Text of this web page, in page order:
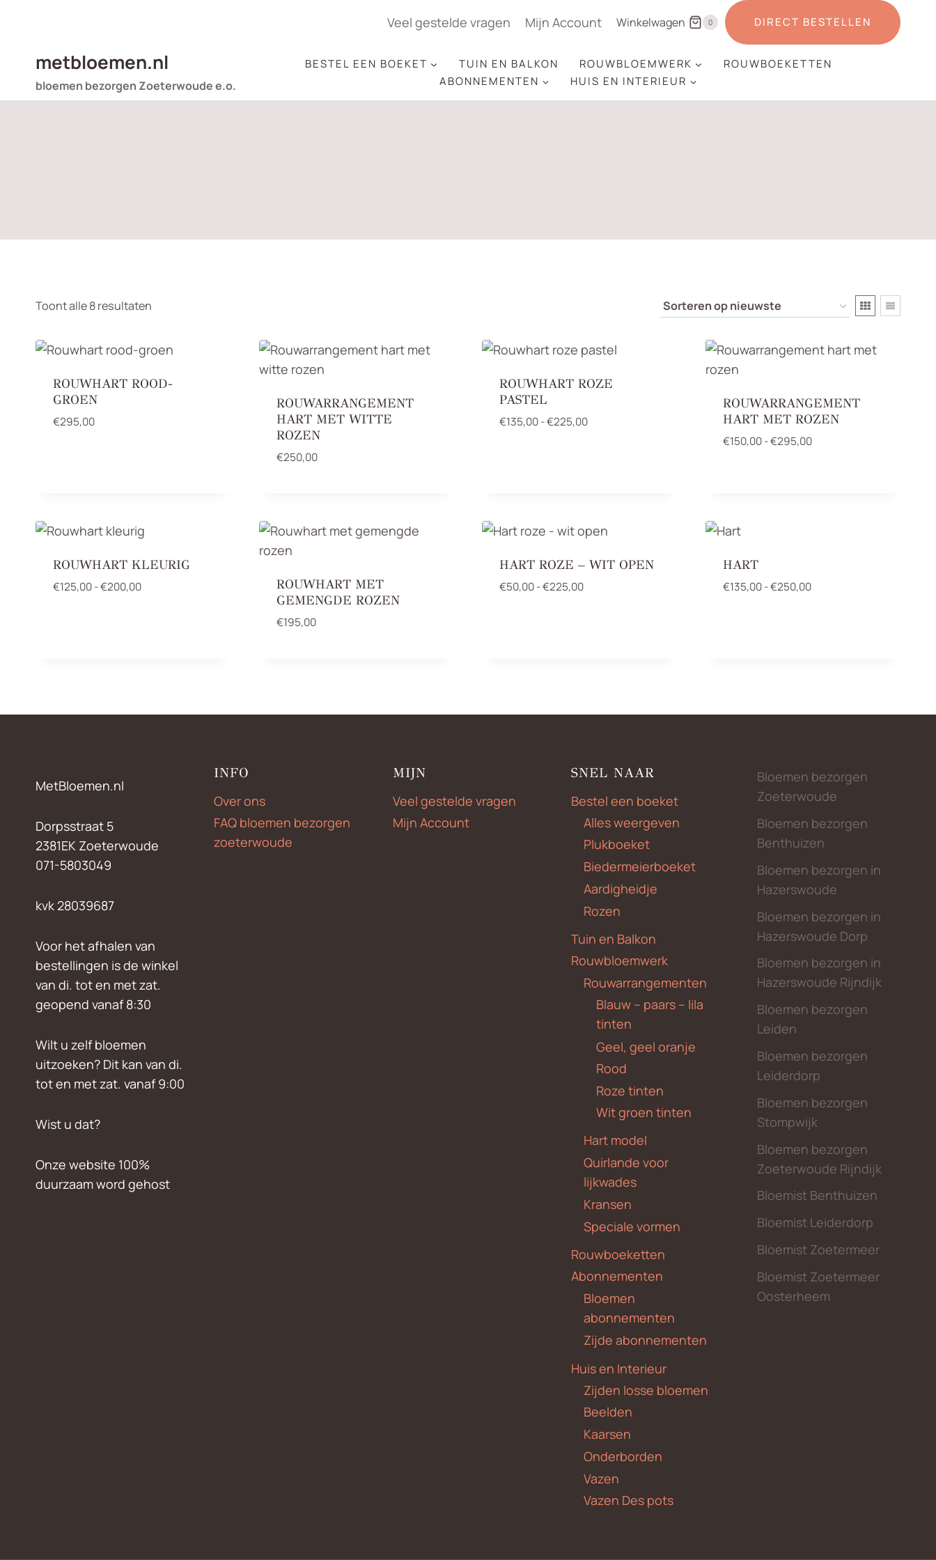
Veel gestelde vragen Mijn Account Winkelwagen 0 DIRECT BESTELLEN
metbloemen.nl
bloemen bezorgen Zoeterwoude e.o.
BESTEL EEN BOEKET TUIN EN BALKON ROUWBLOEMWERK
ROUWBOEKETTEN
ABONNEMENTEN
HUIS EN INTERIEUR
Toont alle 8 resultaten
nieuwste
ROUWHART ROOD-
GROEN
€295,00
ROUWARRANGEMENT
HART MET WITTE
ROZEN
€250,00
ROUWHART ROZE
PASTEL
€135,00-€225,00Prijsklasse:
ROUWARRANGEMENT
HART MET ROZEN
€150,00 -€295,00Prijsklasse:
ROUWHART KLEURIG
€125,00-€200,00Prijsklasse:
ROUWHART MET
GEMENGDE ROZEN
€195,00
HART ROZE – WIT OPEN
€50,00-€225,00Prijsklasse:
HART
€135,00 -€250,00Prijsklasse:
MetBloemen.nl
Dorpsstraat 5
2381EK Zoeterwoude
071-5803049
kvk 28039687
Voor het afhalen van
bestellingen is de winkel
van di. tot en met zat.
geopend vanaf 8:30
Wilt u zelf bloemen
uitzoeken? Dit kan van di.
tot en met zat. vanaf 9:00
Wist u dat?
Onze website 100%
duurzaam word gehost
INFO
Over ons
FAQ bloemen bezorgen
zoeterwoude
MIJN
Veel gestelde vragen
Mijn Account
SNEL NAAR
Bestel een boeket
Alles weergeven
Plukboeket
Biedermeierboeket
Aardigheidje
Rozen
Tuin en Balkon
Rouwbloemwerk
Rouwarrangementen
Blauw – paars – lila
tinten
Geel, geel oranje
Rood
Roze tinten
Wit groen tinten
Hart model
Quirlande voor
lijkwades
Kransen
Speciale vormen
Rouwboeketten
Abonnementen
Bloemen
abonnementen
Zijde abonnementen
Huis en Interieur
Zijden losse bloemen
Beelden
Kaarsen
Onderborden
Vazen
Vazen Des pots
Bloemen bezorgen
Zoeterwoude
Bloemen bezorgen
Benthuizen
Bloemen bezorgen in
Hazerswoude
Bloemen bezorgen in
Hazerswoude Dorp
Bloemen bezorgen in
Hazerswoude Rijndijk
Bloemen bezorgen
Leiden
Bloemen bezorgen
Leiderdorp
Bloemen bezorgen
Stompwijk
Bloemen bezorgen
Zoeterwoude Rijndijk
Bloemist Benthuizen
Bloemist Leiderdorp
Bloemist Zoetermeer
Bloemist Zoetermeer
Oosterheem